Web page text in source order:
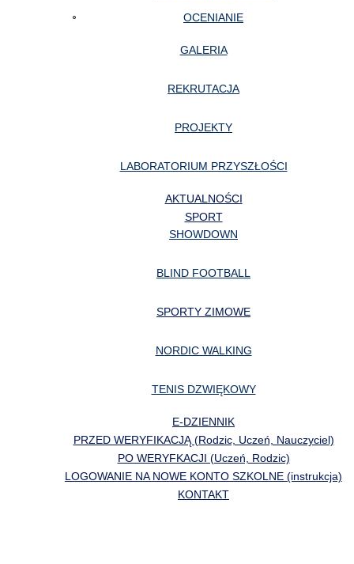
OCENIANIE
GALERIA
REKRUTACJA
PROJEKTY
LABORATORIUM PRZYSZŁOŚCI
AKTUALNOŚCI
SPORT
SHOWDOWN
BLIND FOOTBALL
SPORTY ZIMOWE
NORDIC WALKING
TENIS DZWIĘKOWY
E-DZIENNIK
PRZED WERYFIKACJĄ (Rodzic, Uczeń, Nauczyciel)
PO WERYFKACJI (Uczeń, Rodzic)
LOGOWANIE NA NOWE KONTO SZKOLNE (instrukcja)
KONTAKT